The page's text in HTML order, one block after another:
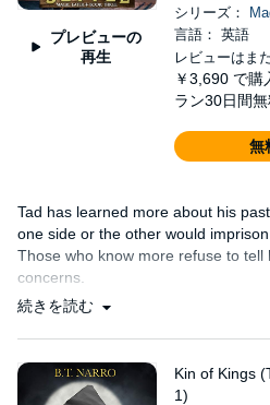
プレビューの
再生
シリーズ：
言語： 英語
レビューはま
￥3,690 で購
ラン30日間
無
Tad has learned more about his
one side or the other would
Those who know more refuse to
concerns.
続きを読む
Kin of Kings
1)